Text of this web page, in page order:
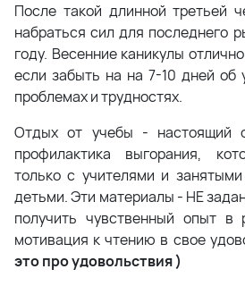
После такой длинной третьей
набраться сил для последнего
году. Весенние каникулы
если забыть на на 7-10 дней об
проблемах и трудностях.
Отдых от учебы - настоящий
профилактика выгорания,
только с учителями и
детьми. Эти материалы - НЕ
получить чувственный опыт в
мотивация к чтению в свое
это про удовольствия )